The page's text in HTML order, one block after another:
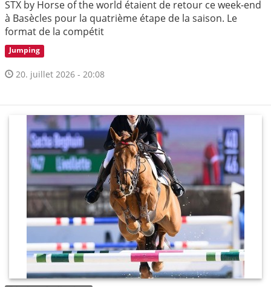
STX by Horse of the world étaient de retour ce week-end
à Basècles pour la quatrième étape de la saison. Le
format de la compétit
Jumping
20. juillet 2026 - 20:08